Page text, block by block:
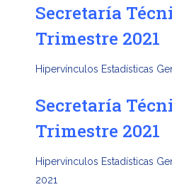
Secretaría
Trimestre 2021
Hipervínculos Estadísticas
Secretaría
Trimestre 2021
Hipervínculos Estadísticas
2021